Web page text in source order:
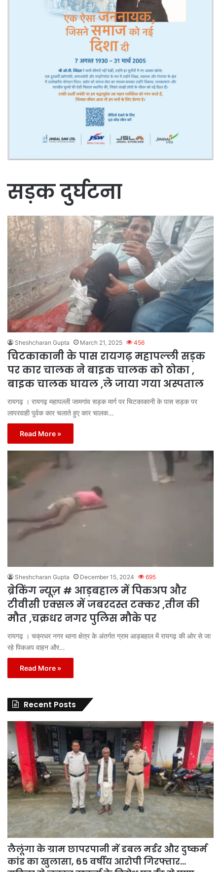
सड़क दुर्घटना
Sheshcharan Gupta March 21, 2025 456
चिटकाकानी के पास रायगढ़ महापल्ली सड़क
पर कार चालक ने बाइक चालक को ठोका ,
बाइक चालक घायल ,ले जाया गया अस्पताल
रायगढ़ । रायगढ़ महापल्ली जामगांव सड़क मार्ग पर चिटकाकानी के पास सड़क पर
लापरवाही पूर्वक कार चलाते हुए कार चालक…
Read More »
Sheshcharan Gupta December 15, 2024 695
ब्रेकिंग न्यूज़ # आड़बहाल में पिकअप और
टीवीसी एक्सल में जबरदस्त टक्कर ,तीन की
मौत ,चक्रधर नगर पुलिस मौके पर
रायगढ़ । चक्रधर नगर थाना क्षेत्र के अंतर्गत ग्राम आड़बहाल में रायगढ़ की ओर से जा
रहे पिकअप वाहन और…
Read More »
Recent Posts
लैलूंगा के ग्राम छापरपानी में डबल मर्डर और दुष्कर्म
कांड का खुलासा, 65 वर्षीय आरोपी गिरफ्तार…